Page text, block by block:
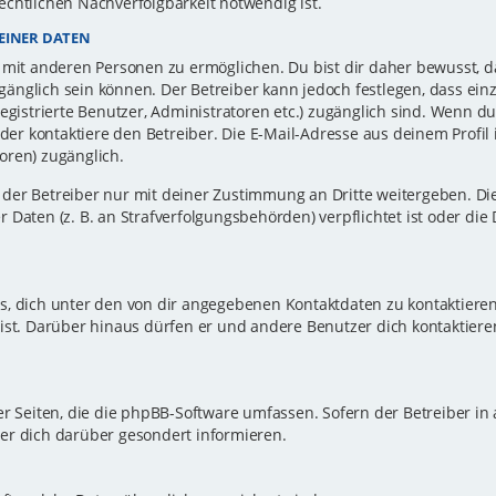
DATEN
anderen Personen zu ermöglichen. Du bist dir daher bewusst,
sein können. Der Betreiber kann jedoch festlegen, dass
Benutzer, Administratoren etc.) zugänglich sind. Wenn
kontaktiere den Betreiber. Die E-Mail-Adresse aus deinem
zugänglich.
Betreiber nur mit deiner Zustimmung an Dritte weitergeben.
Daten (z. B. an Strafverfolgungsbehörden) verpflichtet ist oder
dich unter den von dir angegebenen Kontaktdaten zu
Darüber hinaus dürfen er und andere Benutzer dich
Seiten, die die phpBB-Software umfassen. Sofern der Betreiber
dich darüber gesondert informieren.